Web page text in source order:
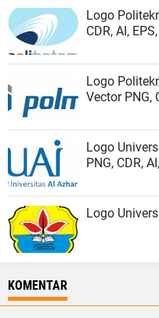
Logo
CDR, AI,
Logo
Vector PNG,
Logo
PNG, CDR,
Logo
KOMENTAR